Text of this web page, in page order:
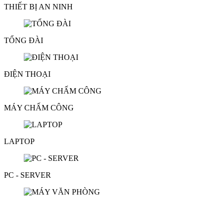
THIẾT BỊ AN NINH
TỔNG ĐÀI
ĐIỆN THOẠI
MÁY CHẤM CÔNG
LAPTOP
PC - SERVER